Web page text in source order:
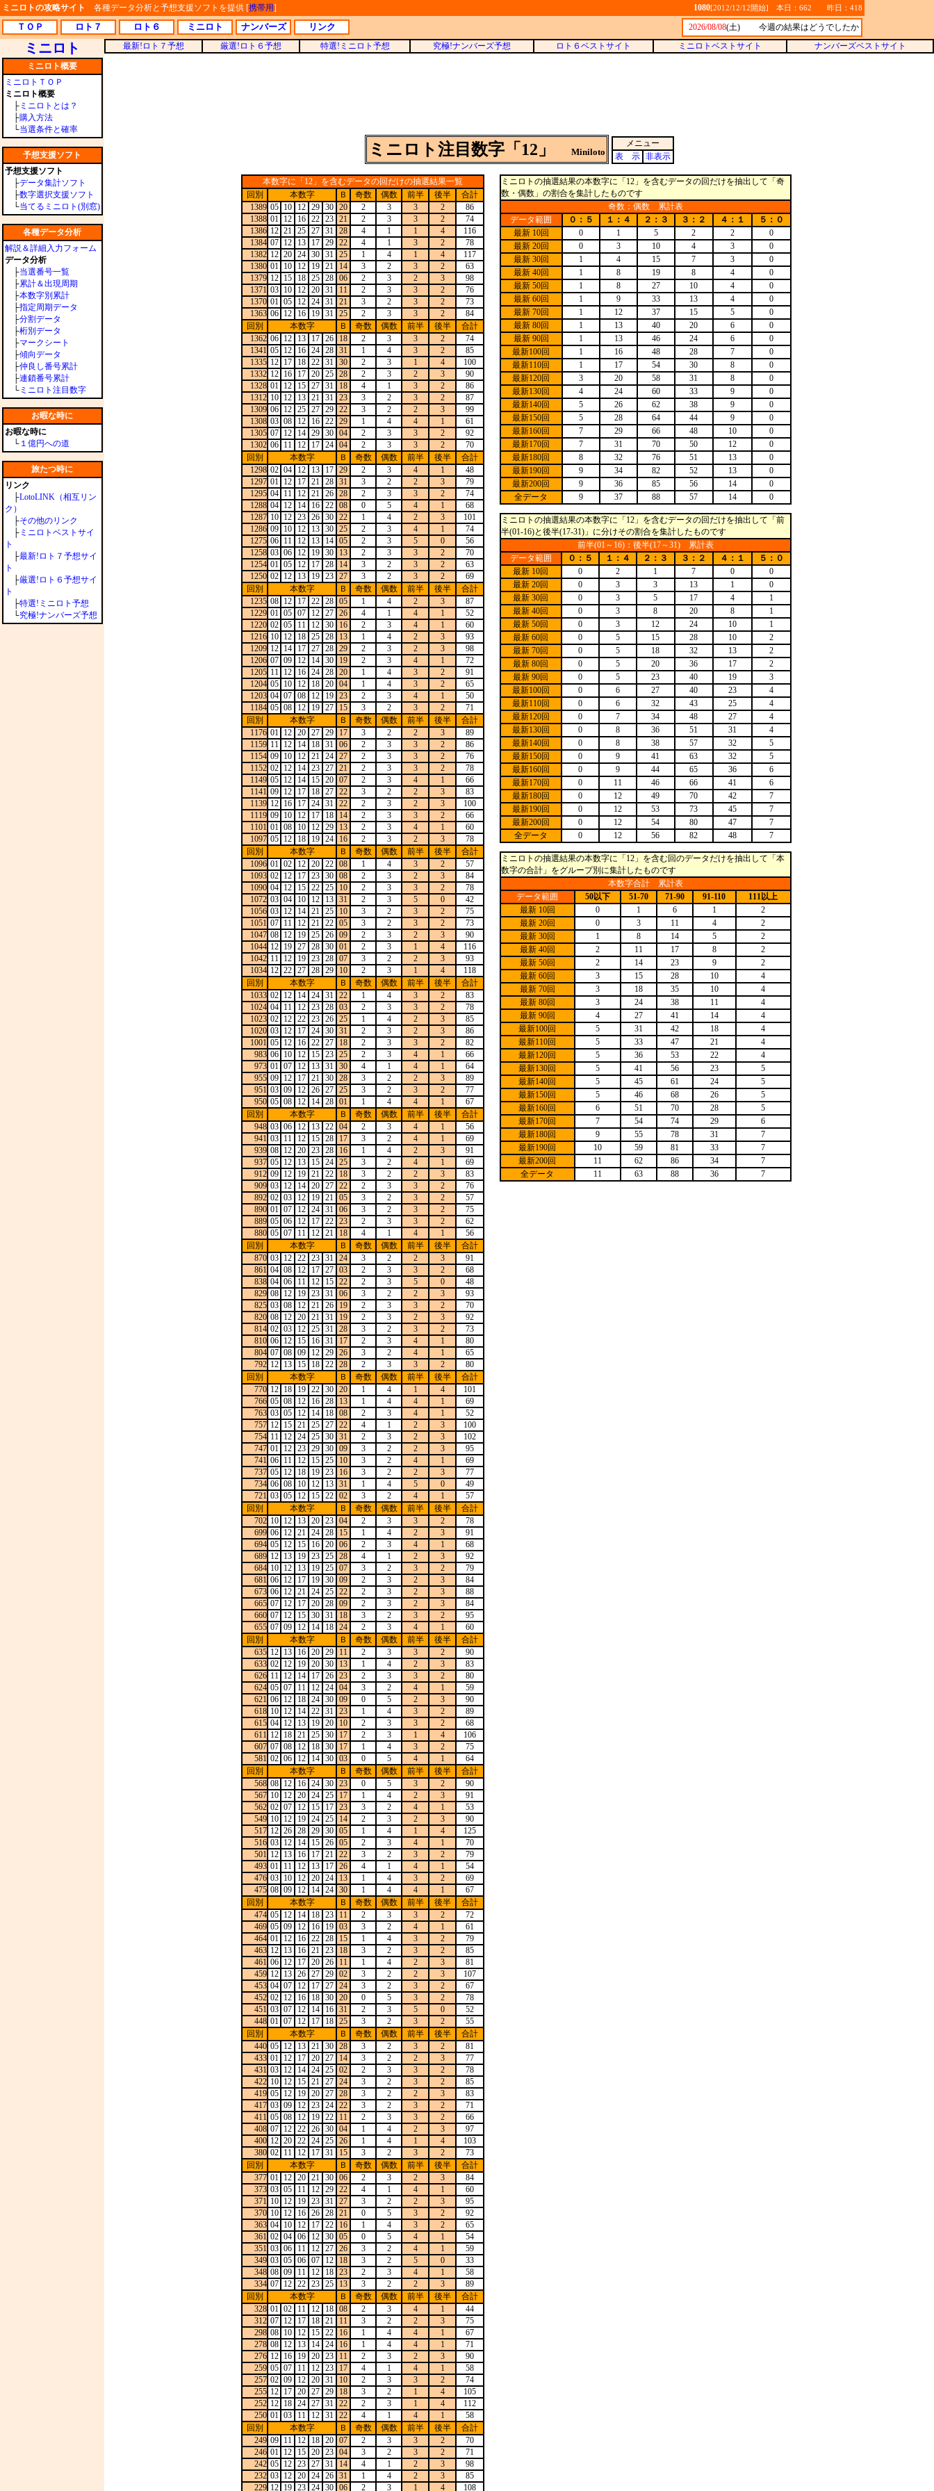
ミニロトの攻略サイト 各種データ分析と予想支援ソフトを提供 [携帯用] 1080[2012/12/12開始] 本日：662 昨日：418
ＴＯＰ ロト７ ロト６ ミニロト ナンバーズ リンク 2026/08/08(土) 今週の結果はどうでしたか
ミニロト
ミニロト概要
ミニロトＴＯＰ
ミニロト概要
├ミニロトとは？
├購入方法
└当選条件と確率
予想支援ソフト
予想支援ソフト
├データ集計ソフト
├数字選択支援ソフト
└当てるミニロト(別窓)
各種データ分析
解説＆詳細入力フォーム
データ分析
├当選番号一覧
├累計＆出現周期
├本数字別累計
├指定周期データ
├分割データ
├桁別データ
├マークシート
├傾向データ
├仲良し番号累計
├連鎖番号累計
└ミニロト注目数字
お暇な時に
お暇な時に
└１億円への道
旅たつ時に
リンク
├LotoLINK（相互リン
ク）
├その他のリンク
├ミニロトベストサイ
ト
├最新!ロト７予想サイ
ト
├厳選!ロト６予想サイ
ト
├特選!ミニロト予想
└究極!ナンバーズ予想
最新!ロト７予想 厳選!ロト６予想 特選!ミニロト予想 究極!ナンバーズ予想 ロト６ベストサイト ミニロトベストサイト ナンバーズベストサイト
ミニロト注目数字「12」 Miniloto
メニュー
表 示
非表示
本数字に「12」を含むデータの回だけの抽選結果一覧
回別
本数字 Ｂ 奇数 偶数 前半 後半
合計
1389 05 10 12 29 30 20 2 3 3 2
86
1388 01 12 16 22 23 21 2 3 3 2
74
1386 12 21 25 27 31 28 4 1 1 4
116
1384 07 12 13 17 29 22 4 1 3 2
78
1382 12 20 24 30 31 25 1 4 1 4
117
1380 01 10 12 19 21 14 3 2 3 2
63
1379 12 15 18 25 28 06 2 3 2 3
98
1371 03 10 12 20 31 11 2 3 3 2
76
1370 01 05 12 24 31 21 3 2 3 2
73
1363 06 12 16 19 31 25 2 3 3 2
84
回別
本数字 Ｂ 奇数 偶数 前半 後半
合計
1362 06 12 13 17 26 18 2 3 3 2
74
1341 05 12 16 24 28 31 1 4 3 2
85
1335 12 17 18 22 31 30 2 3 1 4
100
1332 12 16 17 20 25 28 2 3 2 3
90
1328 01 12 15 27 31 18 4 1 3 2
86
1312 10 12 13 21 31 23 3 2 3 2
87
1309 06 12 25 27 29 22 3 2 2 3
99
1308 03 08 12 16 22 29 1 4 4 1
61
1305 07 12 14 29 30 04 2 3 3 2
92
1302 06 11 12 17 24 04 2 3 3 2
70
回別
本数字 Ｂ 奇数 偶数 前半 後半
合計
1298 02 04 12 13 17 29 2 3 4 1
48
1297 01 12 17 21 28 31 3 2 2 3
79
1295 04 11 12 21 26 28 2 3 3 2
74
1288 04 12 14 16 22 08 0 5 4 1
68
1287 10 12 23 26 30 22 1 4 2 3
101
1286 09 10 12 13 30 25 2 3 4 1
74
1275 06 11 12 13 14 05 2 3 5 0
56
1258 03 06 12 19 30 13 2 3 3 2
70
1254 01 05 12 17 28 14 3 2 3 2
63
1250 02 12 13 19 23 27 3 2 3 2
69
回別
本数字 Ｂ 奇数 偶数 前半 後半
合計
1235 08 12 17 22 28 05 1 4 2 3
87
1229 01 05 07 12 27 26 4 1 4 1
52
1220 02 05 11 12 30 16 2 3 4 1
60
1216 10 12 18 25 28 13 1 4 2 3
93
1209 12 14 17 27 28 29 2 3 2 3
98
1206 07 09 12 14 30 19 2 3 4 1
72
1205 11 12 16 24 28 20 1 4 3 2
91
1204 05 10 12 18 20 04 1 4 3 2
65
1203 04 07 08 12 19 23 2 3 4 1
50
1184 05 08 12 19 27 15 3 2 3 2
71
回別
本数字 Ｂ 奇数 偶数 前半 後半
合計
1176 01 12 20 27 29 17 3 2 2 3
89
1159 11 12 14 18 31 06 2 3 3 2
86
1154 09 10 12 21 24 27 2 3 3 2
76
1152 02 12 14 23 27 21 2 3 3 2
78
1149 05 12 14 15 20 07 2 3 4 1
66
1141 09 12 17 18 27 22 3 2 2 3
83
1139 12 16 17 24 31 22 2 3 2 3
100
1119 09 10 12 17 18 14 2 3 3 2
66
1101 01 08 10 12 29 13 2 3 4 1
60
1097 05 12 18 19 24 16 2 3 2 3
78
回別
本数字 Ｂ 奇数 偶数 前半 後半
合計
1096 01 02 12 20 22 08 1 4 3 2
57
1093 02 12 17 23 30 08 2 3 2 3
84
1090 04 12 15 22 25 10 2 3 3 2
78
1072 03 04 10 12 13 31 2 3 5 0
42
1056 03 12 14 21 25 10 3 2 3 2
75
1051 07 11 12 21 22 05 3 2 3 2
73
1047 08 12 19 25 26 09 2 3 2 3
90
1044 12 19 27 28 30 01 2 3 1 4
116
1042 11 12 19 23 28 07 3 2 2 3
93
1034 12 22 27 28 29 10 2 3 1 4
118
回別
本数字 Ｂ 奇数 偶数 前半 後半
合計
1033 02 12 14 24 31 22 1 4 3 2
83
1024 04 11 12 23 28 03 2 3 3 2
78
1023 02 12 22 23 26 25 1 4 2 3
85
1020 03 12 17 24 30 31 2 3 2 3
86
1001 05 12 16 22 27 18 2 3 3 2
82
983 06 10 12 15 23 25 2 3 4 1
66
973 01 07 12 13 31 30 4 1 4 1
64
955 09 12 17 21 30 28 3 2 2 3
89
951 03 09 12 26 27 25 3 2 3 2
77
950 05 08 12 14 28 01 1 4 4 1
67
回別
本数字 Ｂ 奇数 偶数 前半 後半
合計
948 03 06 12 13 22 04 2 3 4 1
56
941 03 11 12 15 28 17 3 2 4 1
69
939 08 12 20 23 28 16 1 4 2 3
91
937 05 12 13 15 24 25 3 2 4 1
69
912 09 12 19 21 22 18 3 2 2 3
83
909 03 12 14 20 27 22 2 3 3 2
76
892 02 03 12 19 21 05 3 2 3 2
57
890 01 07 12 24 31 06 3 2 3 2
75
889 05 06 12 17 22 23 2 3 3 2
62
880 05 07 11 12 21 18 4 1 4 1
56
回別
本数字 Ｂ 奇数 偶数 前半 後半
合計
870 03 12 22 23 31 24 3 2 2 3
91
861 04 08 12 17 27 03 2 3 3 2
68
838 04 06 11 12 15 22 2 3 5 0
48
829 08 12 19 23 31 06 3 2 2 3
93
825 03 08 12 21 26 19 2 3 3 2
70
820 08 12 20 21 31 19 2 3 2 3
92
814 02 03 12 25 31 28 3 2 3 2
73
810 06 12 15 16 31 17 2 3 4 1
80
804 07 08 09 12 29 26 3 2 4 1
65
792 12 13 15 18 22 28 2 3 3 2
80
回別
本数字 Ｂ 奇数 偶数 前半 後半
合計
770 12 18 19 22 30 20 1 4 1 4
101
766 05 08 12 16 28 13 1 4 4 1
69
763 03 05 12 14 18 08 2 3 4 1
52
757 12 15 21 25 27 22 4 1 2 3
100
754 11 12 24 25 30 31 2 3 2 3
102
747 01 12 23 29 30 09 3 2 2 3
95
741 06 11 12 15 25 10 3 2 4 1
69
737 05 12 18 19 23 16 3 2 2 3
77
734 06 08 10 12 13 31 1 4 5 0
49
721 03 05 12 15 22 02 3 2 4 1
57
回別
本数字 Ｂ 奇数 偶数 前半 後半
合計
702 10 12 13 20 23 04 2 3 3 2
78
699 06 12 21 24 28 15 1 4 2 3
91
694 05 12 15 16 20 06 2 3 4 1
68
689 12 13 19 23 25 28 4 1 2 3
92
684 10 12 13 19 25 07 3 2 3 2
79
681 06 12 17 19 30 09 2 3 2 3
84
673 06 12 21 24 25 22 2 3 2 3
88
665 07 12 17 20 28 09 2 3 2 3
84
660 07 12 15 30 31 18 3 2 3 2
95
655 07 09 12 14 18 24 2 3 4 1
60
回別
本数字 Ｂ 奇数 偶数 前半 後半
合計
635 12 13 16 20 29 11 2 3 3 2
90
633 02 12 19 20 30 13 1 4 2 3
83
626 11 12 14 17 26 23 2 3 3 2
80
624 05 07 11 12 24 04 3 2 4 1
59
621 06 12 18 24 30 09 0 5 2 3
90
618 10 12 14 22 31 23 1 4 3 2
89
615 04 12 13 19 20 10 2 3 3 2
68
611 12 18 21 25 30 17 2 3 1 4
106
607 07 08 12 18 30 17 1 4 3 2
75
581 02 06 12 14 30 03 0 5 4 1
64
回別
本数字 Ｂ 奇数 偶数 前半 後半
合計
568 08 12 16 24 30 23 0 5 3 2
90
567 10 12 20 24 25 17 1 4 2 3
91
562 02 07 12 15 17 23 3 2 4 1
53
549 10 12 19 24 25 14 2 3 2 3
90
517 12 26 28 29 30 05 1 4 1 4
125
516 03 12 14 15 26 05 2 3 4 1
70
501 12 13 16 17 21 22 3 2 3 2
79
493 01 11 12 13 17 26 4 1 4 1
54
476 03 10 12 20 24 13 1 4 3 2
69
475 08 09 12 14 24 30 1 4 4 1
67
回別
本数字 Ｂ 奇数 偶数 前半 後半
合計
474 05 12 14 18 23 11 2 3 3 2
72
469 05 09 12 16 19 03 3 2 4 1
61
464 01 12 16 22 28 15 1 4 3 2
79
463 12 13 16 21 23 18 3 2 3 2
85
461 06 12 17 20 26 11 1 4 2 3
81
459 12 13 26 27 29 02 3 2 2 3
107
453 04 07 12 17 27 24 3 2 3 2
67
452 02 12 16 18 30 20 0 5 3 2
78
451 03 07 12 14 16 31 2 3 5 0
52
448 01 07 12 17 18 25 3 2 3 2
55
回別
本数字 Ｂ 奇数 偶数 前半 後半
合計
440 05 12 13 21 30 28 3 2 3 2
81
433 01 12 17 20 27 14 3 2 2 3
77
431 03 12 14 24 25 02 2 3 3 2
78
422 10 12 15 21 27 24 3 2 3 2
85
419 05 12 19 20 27 28 3 2 2 3
83
417 03 09 12 23 24 22 3 2 3 2
71
411 05 08 12 19 22 11 2 3 3 2
66
408 07 12 22 26 30 04 1 4 2 3
97
400 12 20 22 24 25 26 1 4 1 4
103
380 02 11 12 17 31 15 3 2 3 2
73
回別
本数字 Ｂ 奇数 偶数 前半 後半
合計
377 01 12 20 21 30 06 2 3 2 3
84
373 03 05 11 12 29 22 4 1 4 1
60
371 10 12 19 23 31 27 3 2 2 3
95
370 10 12 16 26 28 21 0 5 3 2
92
363 04 10 12 17 22 16 1 4 3 2
65
361 02 04 06 12 30 05 0 5 4 1
54
351 03 06 11 12 27 26 3 2 4 1
59
349 03 05 06 07 12 18 3 2 5 0
33
348 08 09 11 12 18 23 2 3 4 1
58
334 07 12 22 23 25 13 3 2 2 3
89
回別
本数字 Ｂ 奇数 偶数 前半 後半
合計
328 01 02 11 12 18 08 2 3 4 1
44
312 07 12 17 18 21 11 3 2 2 3
75
298 08 10 12 15 22 16 1 4 4 1
67
278 08 12 13 14 24 16 1 4 4 1
71
276 12 16 19 20 23 11 2 3 2 3
90
259 05 07 11 12 23 17 4 1 4 1
58
257 02 09 12 20 31 10 2 3 3 2
74
255 12 17 20 27 29 18 3 2 1 4
105
252 12 18 24 27 31 22 2 3 1 4
112
250 01 03 11 12 31 22 4 1 4 1
58
回別
本数字 Ｂ 奇数 偶数 前半 後半
合計
249 09 11 12 18 20 07 2 3 3 2
70
246 01 12 15 20 23 04 3 2 3 2
71
242 05 12 23 27 31 14 4 1 2 3
98
232 03 12 20 24 26 31 1 4 2 3
85
229 12 19 23 24 30 06 2 3 1 4 108
ミニロトの抽選結果の本数字に「12」を含むデータの回だけを抽出して「奇
数・偶数」の割合を集計したものです
奇数：偶数 累計表
データ範囲
０：５ １：４ ２：３ ３：２ ４：１
５：０
最新 10回
0 1 5 2 2
0
最新 20回
0 3 10 4 3
0
最新 30回
1 4 15 7 3
0
最新 40回
1 8 19 8 4
0
最新 50回
1 8 27 10 4
0
最新 60回
1 9 33 13 4
0
最新 70回
1 12 37 15 5
0
最新 80回
1 13 40 20 6
0
最新 90回
1 13 46 24 6
0
最新100回
1 16 48 28 7
0
最新110回
1 17 54 30 8
0
最新120回
3 20 58 31 8
0
最新130回
4 24 60 33 9
0
最新140回
5 26 62 38 9
0
最新150回
5 28 64 44 9
0
最新160回
7 29 66 48 10
0
最新170回
7 31 70 50 12
0
最新180回
8 32 76 51 13
0
最新190回
9 34 82 52 13
0
最新200回
9 36 85 56 14
0
全データ
9 37 88 57 14 0
ミニロトの抽選結果の本数字に「12」を含むデータの回だけを抽出して「前
半(01-16)と後半(17-31)」に分けその割合を集計したものです
前半(01～16)：後半(17～31) 累計表
データ範囲
０：５ １：４ ２：３ ３：２ ４：１
５：０
最新 10回
0 2 1 7 0
0
最新 20回
0 3 3 13 1
0
最新 30回
0 3 5 17 4
1
最新 40回
0 3 8 20 8
1
最新 50回
0 3 12 24 10
1
最新 60回
0 5 15 28 10
2
最新 70回
0 5 18 32 13
2
最新 80回
0 5 20 36 17
2
最新 90回
0 5 23 40 19
3
最新100回
0 6 27 40 23
4
最新110回
0 6 32 43 25
4
最新120回
0 7 34 48 27
4
最新130回
0 8 36 51 31
4
最新140回
0 8 38 57 32
5
最新150回
0 9 41 63 32
5
最新160回
0 9 44 65 36
6
最新170回
0 11 46 66 41
6
最新180回
0 12 49 70 42
7
最新190回
0 12 53 73 45
7
最新200回
0 12 54 80 47
7
全データ
0 12 56 82 48 7
ミニロトの抽選結果の本数字に「12」を含む回のデータだけを抽出して「本
数字の合計」をグループ別に集計したものです
本数字合計 累計表
データ範囲
50以下 51-70 71-90 91-110
111以上
最新 10回
0 1 6 1
2
最新 20回
0 3 11 4
2
最新 30回
1 8 14 5
2
最新 40回
2 11 17 8
2
最新 50回
2 14 23 9
2
最新 60回
3 15 28 10
4
最新 70回
3 18 35 10
4
最新 80回
3 24 38 11
4
最新 90回
4 27 41 14
4
最新100回
5 31 42 18
4
最新110回
5 33 47 21
4
最新120回
5 36 53 22
4
最新130回
5 41 56 23
5
最新140回
5 45 61 24
5
最新150回
5 46 68 26
5
最新160回
6 51 70 28
5
最新170回
7 54 74 29
6
最新180回
9 55 78 31
7
最新190回
10 59 81 33
7
最新200回
11 62 86 34
7
全データ
11 63 88 36 7